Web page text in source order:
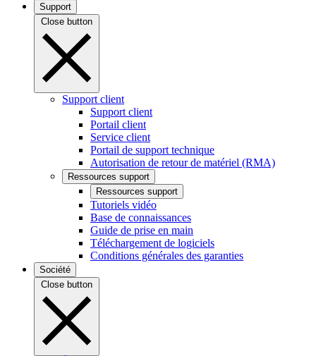
Support
Close button
Support client
Support client
Portail client
Service client
Portail de support technique
Autorisation de retour de matériel (RMA)
Ressources support
Ressources support
Tutoriels vidéo
Base de connaissances
Guide de prise en main
Téléchargement de logiciels
Conditions générales des garanties
Société
Close button